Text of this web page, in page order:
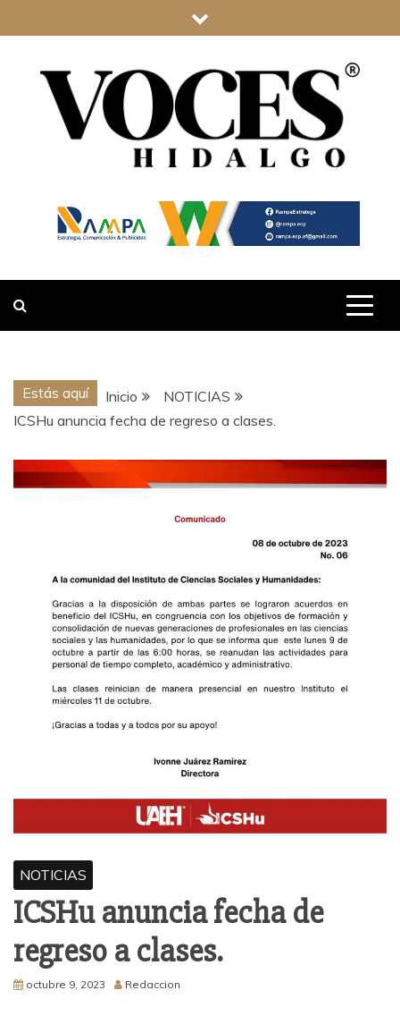
al
VOCES
HIDALGO
Estás aquí Inicio
NOTICIAS
ICSHu anuncia fecha de regreso a clases.
NOTICIAS
ICSHu anuncia fecha de
regreso a clases.
octubre 9, 2023 Redaccion